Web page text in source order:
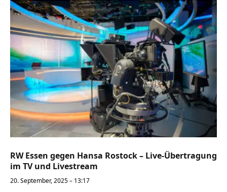
RW Essen gegen Hansa Rostock – Live-Übertragung
im TV und Livestream
20. September, 2025 – 13:17